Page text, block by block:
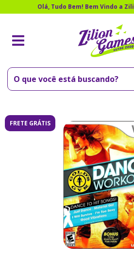
Olá, Tudo Bem! Bem Vindo a
FRETE GRÁTIS